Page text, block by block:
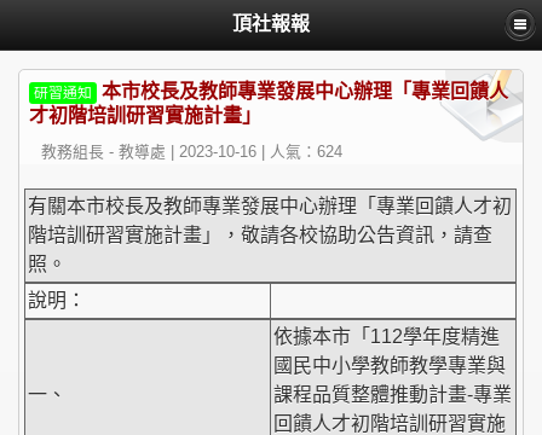
頂社報報
研習通知
本市校長及教師專業發展中心辦理「專業回饋人
才初階培訓研習實施計畫」
教務組長 - 教導處 | 2023-10-16 | 人氣：624
有關本市校長及教師專業發展中心辦理「專業回饋人才初
階培訓研習實施計畫」，敬請各校協助公告資訊，請查
照。
說明：
一、
依據本市「112學年度精進
國民中小學教師教學專業與
課程品質整體推動計畫-專業
回饋人才初階培訓研習實施